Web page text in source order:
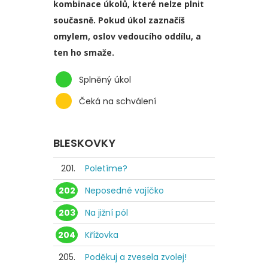
kombinace úkolů, které nelze plnit
současně. Pokud úkol zaznačíš
omylem, oslov vedoucího oddílu, a
ten ho smaže.
Splněný úkol
Čeká na schválení
BLESKOVKY
201.
Poletíme?
202
Neposedné vajíčko
203
Na jižní pól
204
Křížovka
205.
Poděkuj a zvesela zvolej!